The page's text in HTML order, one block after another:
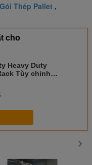
Gói Thép Pallet ,
cho
Heavy Duty
Tùy chỉnh